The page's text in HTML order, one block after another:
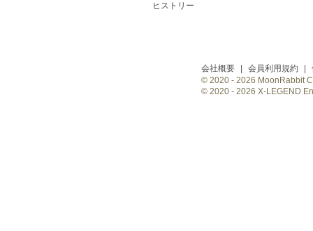
ヒストリー
会社概要 会員利用規約
© 2020 - 2026 MoonRabbit
© 2020 - 2026 X-LEGEND